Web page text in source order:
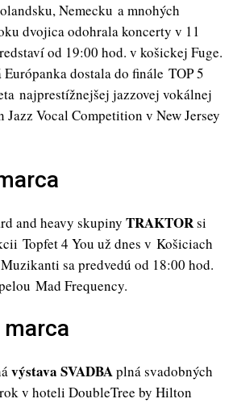
Nemecku a mnohých
dvojica odohrala koncerty v 11
od 19:00 hod. v košickej Fuge.
dostala do finále TOP 5
najprestížnejšej jazzovej vokálnej
Jazz Vocal Competition v New Jersey
and heavy skupiny TRAKTORsi
Topfet 4 You už dnes v Košiciach
sa predvedú od 18:00 hod.
Mad Frequency.
marca
výstava SVADBAplná svadobných
v hoteli DoubleTree by Hilton